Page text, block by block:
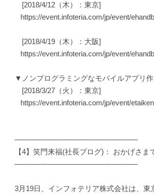
[2018/4/12（木）：東京]
https://event.infoteria.com/jp/event/
[2018/4/19（木）：大阪]
https://event.infoteria.com/jp/event/
▼ノンプログラミングなモバイルアプリ
[2018/3/27（火）：東京]
https://event.infoteria.com/jp/event/
───────────────────────
【4】笑門来福(社長ブログ)： おかげさま
───────────────────────
3月19日、インフォテリア株式会社は、東